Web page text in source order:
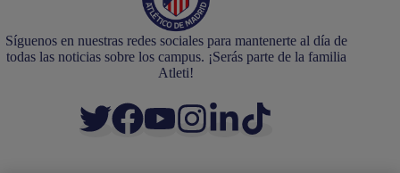
Síguenos en nuestras redes sociales para mantenerte al día de
todas las noticias sobre los campus. ¡Serás parte de la familia
Atleti!